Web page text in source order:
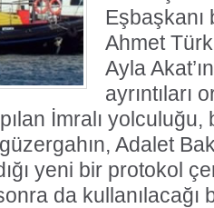
Eşbaşkanı
Ahmet
Ayla
ayrıntıları
İmralı yolculuğu,
Adalet
yeni bir protokol
da kullanılacağı